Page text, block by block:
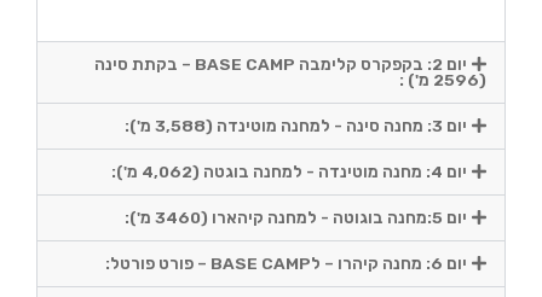
יום 2: בקפקרס קלימבה BASE CAMP – בקתת סינה
(2596 מ') :
יום 3: מחנה סינה - למחנה מוטינדה (3,588 מ'):
יום 4: מחנה מוטינדה - למחנה בוגטה (4,062 מ'):
יום 5:מחנה בוגוטה - למחנה קיהארו (3460 מ'):
יום 6: מחנה קיהרו – לBASE CAMP – פורט פורטל: